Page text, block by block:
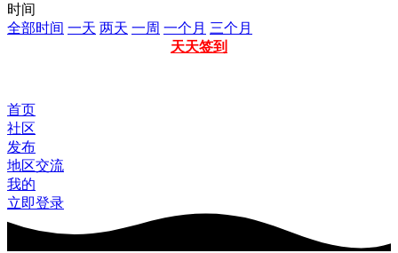
时间
全部时间 一天 两天 一周 一个月 三个月
天天签到
首页
社区
发布
地区交流
我的
立即登录